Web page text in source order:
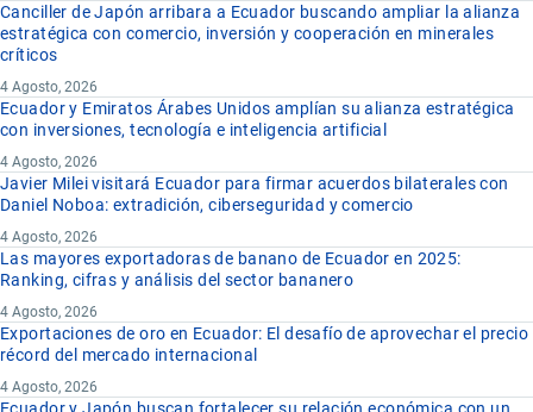
Canciller de Japón arribara a Ecuador buscando ampliar la alianza
estratégica con comercio, inversión y cooperación en minerales
críticos
4 Agosto, 2026
Ecuador y Emiratos Árabes Unidos amplían su alianza estratégica
con inversiones, tecnología e inteligencia artificial
4 Agosto, 2026
Javier Milei visitará Ecuador para firmar acuerdos bilaterales con
Daniel Noboa: extradición, ciberseguridad y comercio
4 Agosto, 2026
Las mayores exportadoras de banano de Ecuador en 2025:
Ranking, cifras y análisis del sector bananero
4 Agosto, 2026
Exportaciones de oro en Ecuador: El desafío de aprovechar el precio
récord del mercado internacional
4 Agosto, 2026